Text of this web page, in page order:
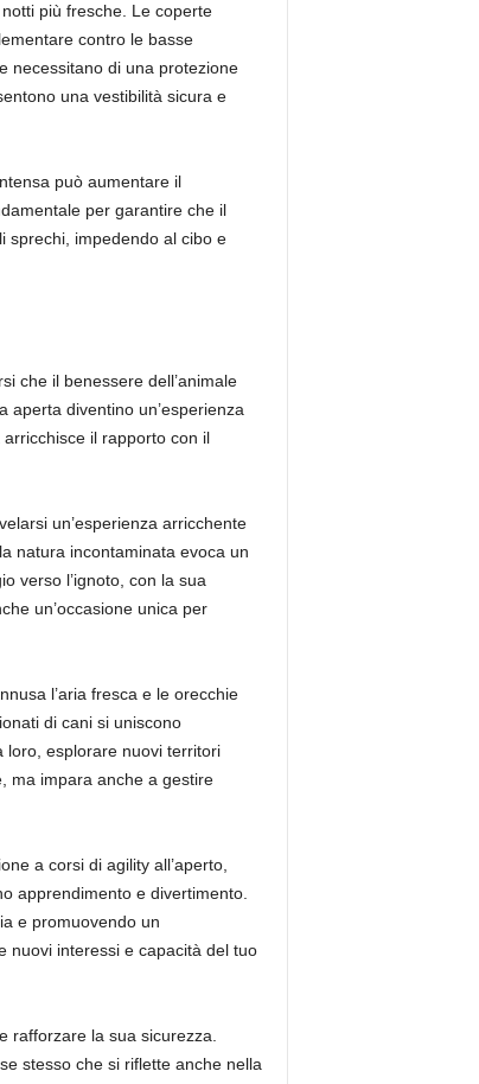
più fresche. Le coperte
contro le basse
necessitano di una protezione
una vestibilità sicura e
può aumentare il
per garantire che il
sprechi, impedendo al cibo e
che il benessere dell’animale
aperta diventino un’esperienza
il rapporto con il
un’esperienza arricchente
natura incontaminata evoca un
verso l’ignoto, con la sua
un’occasione unica per
l’aria fresca e le orecchie
di cani si uniscono
loro, esplorare nuovi territori
ma impara anche a gestire
a corsi di agility all’aperto,
apprendimento e divertimento.
e promuovendo un
nuovi interessi e capacità del tuo
rafforzare la sua sicurezza.
stesso che si riflette anche nella